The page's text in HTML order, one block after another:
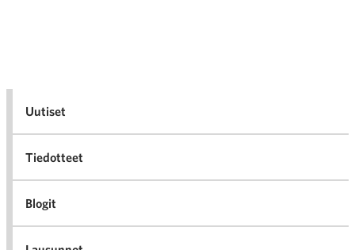
Uutiset
Tiedotteet
Blogit